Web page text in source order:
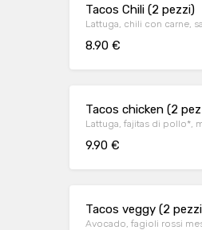
Tacos Chili (2 pezzi)
Lattuga, chili con carne,
8.90 €
Tacos chicken (2
Lattuga, fajitas di pollo*,
9.90 €
Tacos veggy (2
Avocado, fagioli rossi